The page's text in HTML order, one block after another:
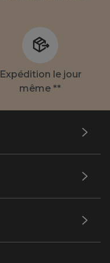
Expédition le jour
même **